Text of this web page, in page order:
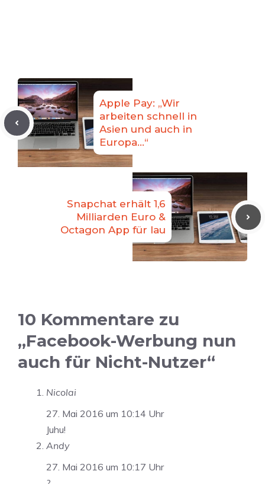
Apple Pay: „Wir
arbeiten schnell in
Asien und auch in
Europa…“
Snapchat erhält 1,6
Milliarden Euro &
Octagon App für lau
10 Kommentare zu
„Facebook-Werbung nun
auch für Nicht-Nutzer“
Nicolai
27. Mai 2016 um 10:14 Uhr
Juhu!
Andy
27. Mai 2016 um 10:17 Uhr